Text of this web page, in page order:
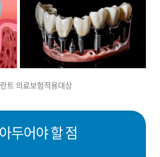
트 의료보험적용대상
두어야 할 점